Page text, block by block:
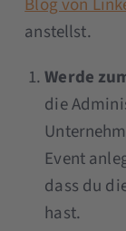
Blog von
anstellst.
Werde
die
Event
dass du
hast.